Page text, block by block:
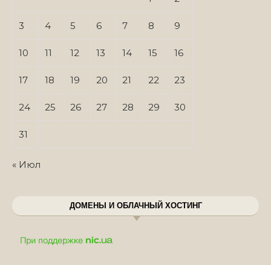
3 4 5 6 7 8 9
10 11 12 13 14 15 16
17 18 19 20 21 22 23
24 25 26 27 28 29 30
31
« Июл
ДОМЕНЫ И ОБЛАЧНЫЙ ХОСТИНГ